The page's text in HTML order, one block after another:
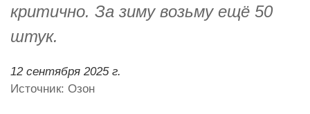
критично. За зиму возьму ещё 50
штук.
12 сентября 2025 г.
Источник: Озон